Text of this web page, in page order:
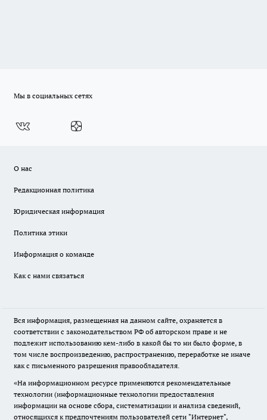
Мы в социальных сетях
О нас
Редакционная политика
Юридическая информация
Политика этики
Информация о команде
Как с нами связаться
Вся информация, размещенная на данном сайте, охраняется в
соответствии с законодательством РФ об авторском праве и не
подлежит использованию кем-либо в какой бы то ни было форме, в
том числе воспроизведению, распространению, переработке не иначе
как с письменного разрешения правообладателя.
«На информационном ресурсе применяются рекомендательные
технологии (информационные технологии предоставления
информации на основе сбора, систематизации и анализа сведений,
относящихся к предпочтениям пользователей сети "Интернет",